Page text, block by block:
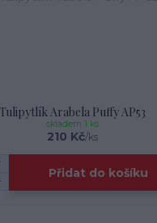
Tulipytlík Arabela Puffy AP53
210 Kč/ks
skladem 1 ks
Přidat do košíku